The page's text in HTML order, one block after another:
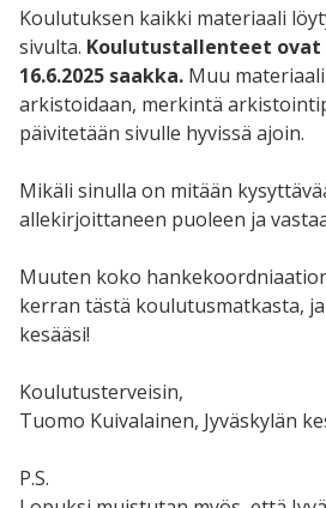
Koulutuksen kaikki materiaali
sivulta. Koulutustallenteet
16.6.2025 saakka. Muu
arkistoidaan, merkintä
päivitetään sivulle hyvissä ajoin.
Mikäli sinulla on mitään
allekirjoittaneen puoleen ja
Muuten koko
kerran tästä koulutusmatkasta,
kesääsi!
Koulutusterveisin,
Tuomo Kuivalainen, Jyväskylän
P.S.